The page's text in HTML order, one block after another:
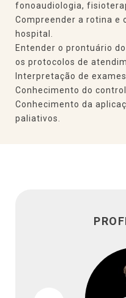
fonoaudiologia,
Compreender a rotina e
hospital.
Entender o prontuário
os protocolos de
Interpretação de
Conhecimento do
Conhecimento da
paliativos.